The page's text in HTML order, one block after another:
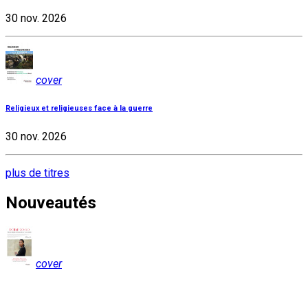
30 nov. 2026
cover
Religieux et religieuses face à la guerre
30 nov. 2026
plus de titres
Nouveautés
cover